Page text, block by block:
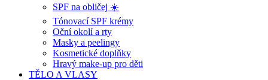
SPF na obličej ☀️
Tónovací SPF krémy
Oční okolí a rty
Masky a peelingy
Kosmetické doplňky
Hravý make-up pro děti
TĚLO A VLASY